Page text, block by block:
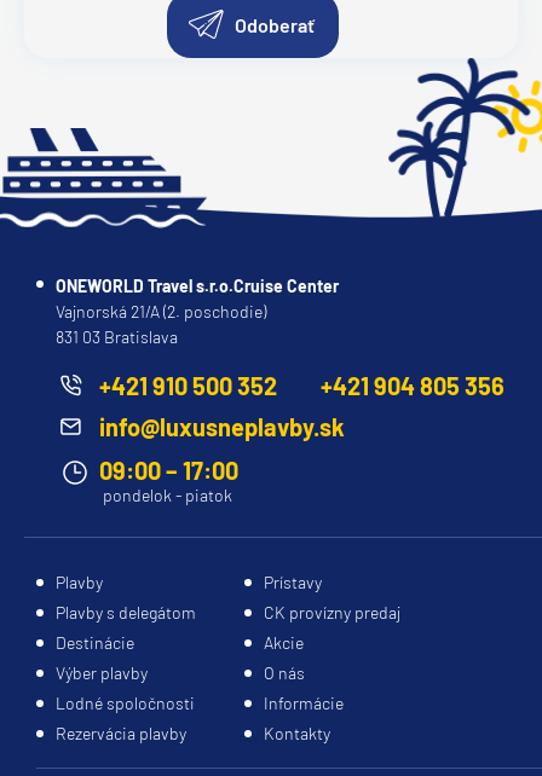
Odoberať
ONEWORLD Travel s.r.o.Cruise Center
Vajnorská 21/A (2. poschodie)
831 03 Bratislava
+421 910 500 352
+421 904 805 356
info@luxusneplavby.sk
09:00 – 17:00
pondelok - piatok
Plavby
Prístavy
Plavby s delegátom
CK provízny predaj
Destinácie
Akcie
Výber plavby
O nás
Lodné spoločnosti
Informácie
Rezervácia plavby
Kontakty